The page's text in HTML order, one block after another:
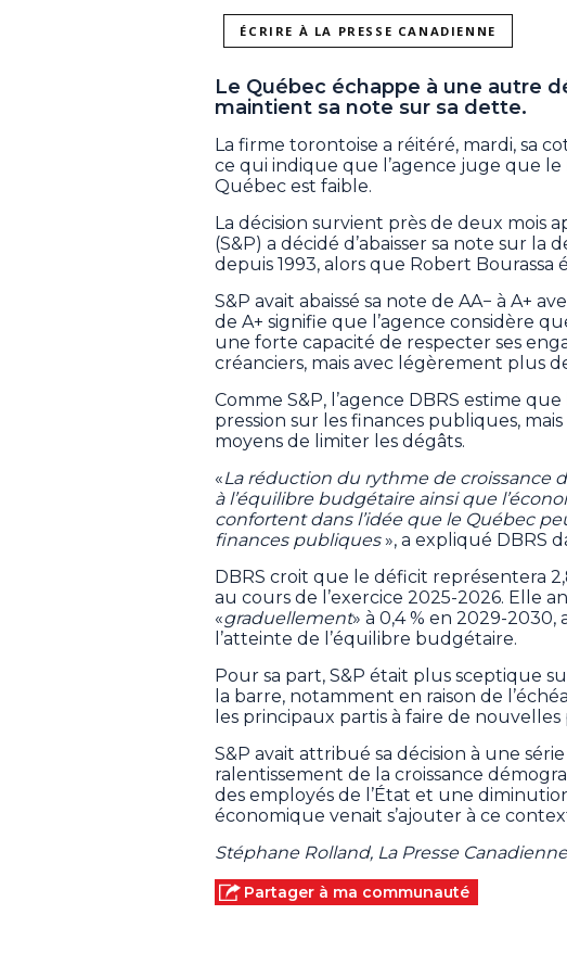
ÉCRIRE À LA PRESSE CANADIENNE
Le Québec échappe à une autre
maintient sa note sur sa dette.
La firme torontoise a réitéré, mardi, sa
ce qui indique que l’agence juge que
Québec est faible.
La décision survient près de deux mois
(S&P) a décidé d’abaisser sa note sur
depuis 1993, alors que Robert Bourassa
S&P avait abaissé sa note de AA− à A+
de A+ signifie que l’agence considère
une forte capacité de respecter ses
créanciers, mais avec légèrement plus
Comme S&P, l’agence DBRS estime
pression sur les finances publiques,
moyens de limiter les dégâts.
«La réduction du rythme de croissance
à l’équilibre budgétaire ainsi que
confortent dans l’idée que le Québec
finances publiques», a expliqué DBRS
DBRS croit que le déficit représentera
au cours de l’exercice 2025-2026. Elle
«graduellement» à 0,4 % en 2029-
l’atteinte de l’équilibre budgétaire.
Pour sa part, S&P était plus sceptique
la barre, notamment en raison de
les principaux partis à faire de nouvelles
S&P avait attribué sa décision à une
ralentissement de la croissance
des employés de l’État et une
économique venait s’ajouter à ce
Stéphane Rolland, La Presse Canadienne
Partager à ma communauté